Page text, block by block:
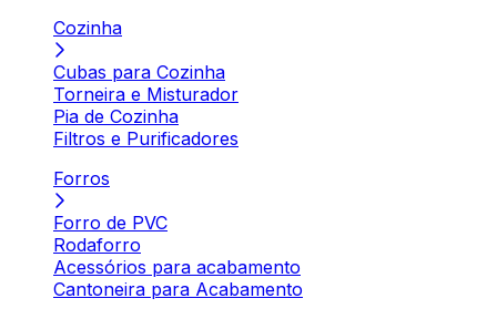
Cozinha
Cubas para Cozinha
Torneira e Misturador
Pia de Cozinha
Filtros e Purificadores
Forros
Forro de PVC
Rodaforro
Acessórios para acabamento
Cantoneira para Acabamento